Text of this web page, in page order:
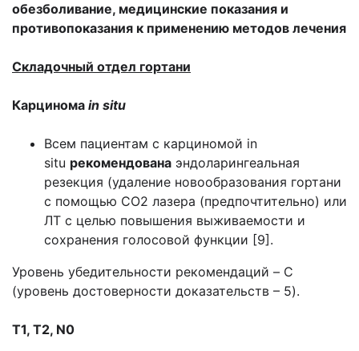
обезболивание, медицинские показания и
противопоказания к применению методов лечения
Складочный отдел гортани
Карцинома in situ
Всем пациентам с карциномой in
situ рекомендована эндоларингеальная
резекция (удаление новообразования гортани
с помощью СО2 лазера (предпочтительно) или
ЛТ с целью повышения выживаемости и
сохранения голосовой функции [9].
Уровень убедительности рекомендаций – C
(уровень достоверности доказательств – 5).
T1, T2, N0